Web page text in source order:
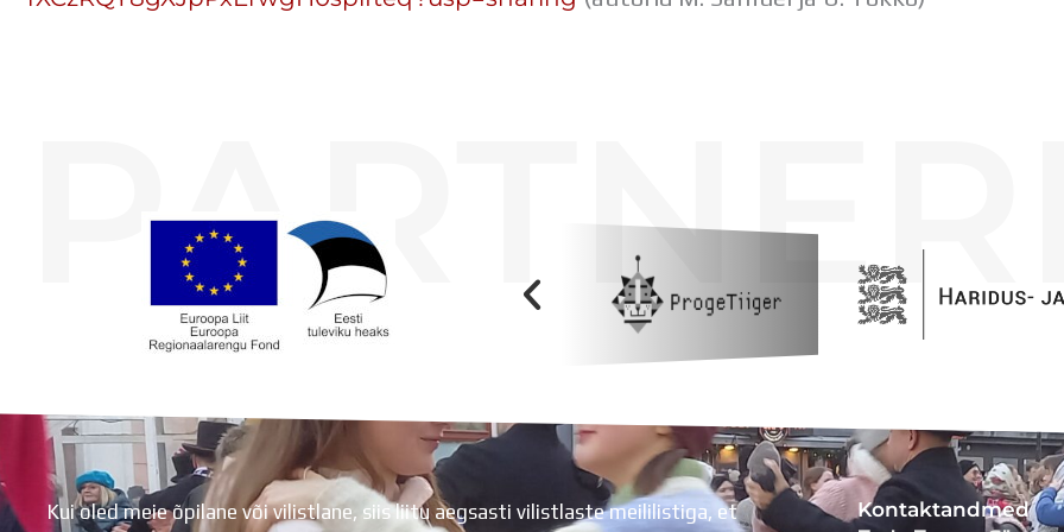
Kui oled meie õpilane või vilistlane, siis liitu aegsasti vilistlaste meililistiga, et
Kontaktandmed